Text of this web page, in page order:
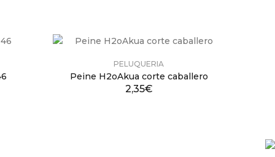
PELUQUERIA
Peine H2oAkua corte caballero
2,35€